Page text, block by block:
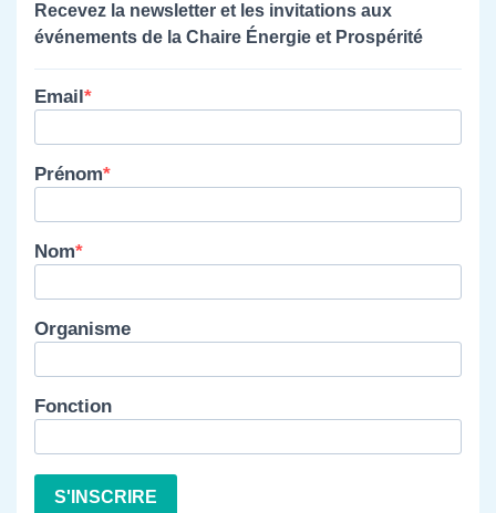
Recevez la newsletter et les invitations aux
événements de la Chaire Énergie et Prospérité
Email
Prénom
Nom
Organisme
Fonction
S'INSCRIRE